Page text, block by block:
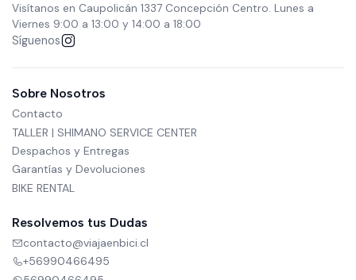
Visítanos en Caupolicán 1337 Concepción Centro. Lunes a
Viernes 9:00 a 13:00 y 14:00 a 18:00
Síguenos
Sobre Nosotros
Contacto
TALLER | SHIMANO SERVICE CENTER
Despachos y Entregas
Garantías y Devoluciones
BIKE RENTAL
Resolvemos tus Dudas
contacto@viajaenbici.cl
+56990466495